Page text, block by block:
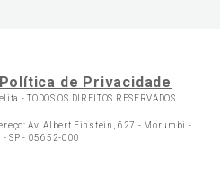
de Privacidade
-TODOS OS DIREITOS RESERVADOS
Av. Albert Einstein, 627 - Morumbi -
- SP - 05652-000